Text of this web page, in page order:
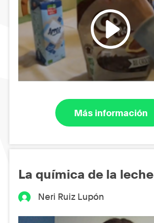
Más información
La química de la leche
Neri Ruiz Lupón